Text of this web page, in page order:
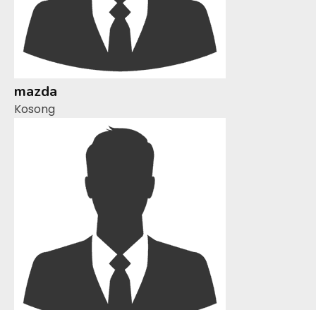
mazda
Kosong